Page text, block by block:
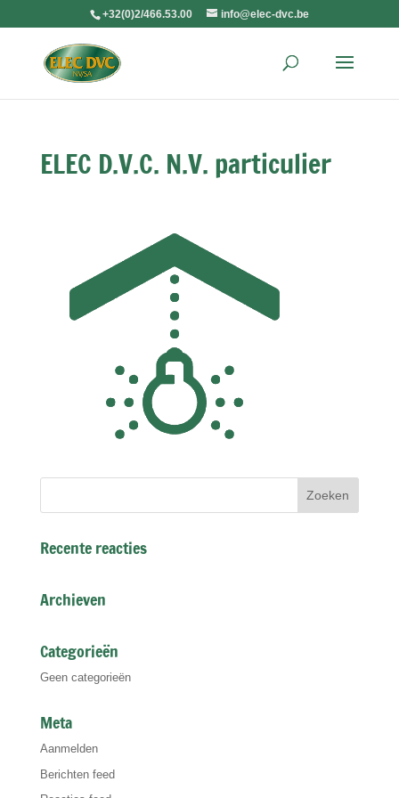
+32(0)2/466.53.00 info@elec-dvc.be
ELEC D.V.C. N.V. particulier
Recente reacties
Archieven
Categorieën
Geen categorieën
Meta
Aanmelden
Berichten feed